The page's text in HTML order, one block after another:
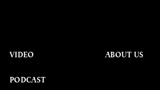
VIDEO
PODCAST
ABOUT US